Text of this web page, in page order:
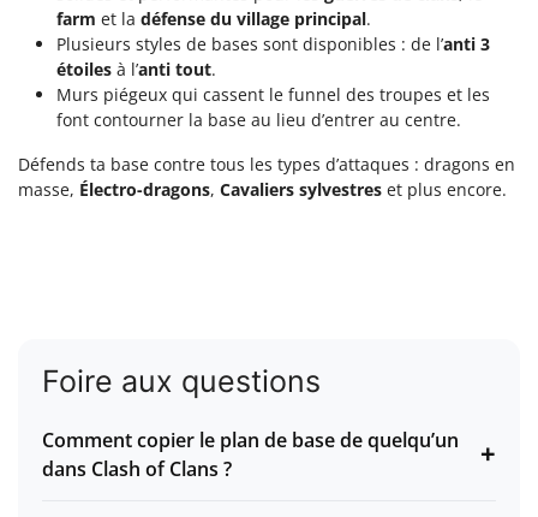
farm et la défense du village principal.
Plusieurs styles de bases sont disponibles : de l’anti 3
étoiles à l’anti tout.
Murs piégeux qui cassent le funnel des troupes et les
font contourner la base au lieu d’entrer au centre.
Défends ta base contre tous les types d’attaques : dragons en
masse, Électro-dragons, Cavaliers sylvestres et plus encore.
Foire aux questions
Comment copier le plan de base de quelqu’un
dans Clash of Clans ?
+